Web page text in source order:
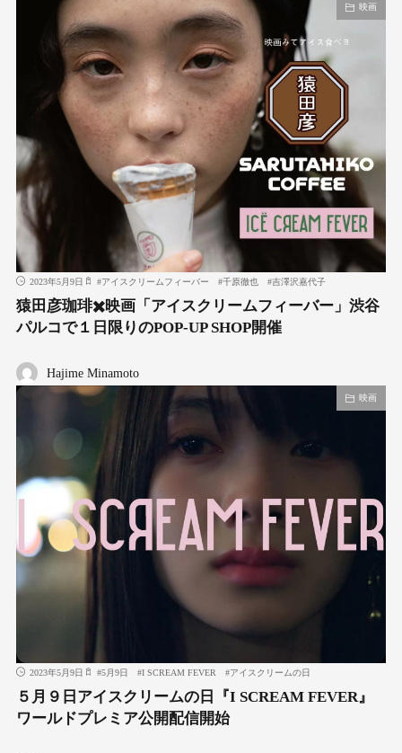
映画
2023年5月9日 #アイスクリームフィーバー #千原徹也 #吉澤沢嘉代子
猿田彦珈琲✖️映画「アイスクリームフィーバー」渋谷
パルコで１日限りのPOP-UP SHOP開催
Hajime Minamoto
映画
2023年5月9日 #5月9日 #I SCREAM FEVER #アイスクリームの日
５月９日アイスクリームの日『I SCREAM FEVER』
ワールドプレミア公開配信開始